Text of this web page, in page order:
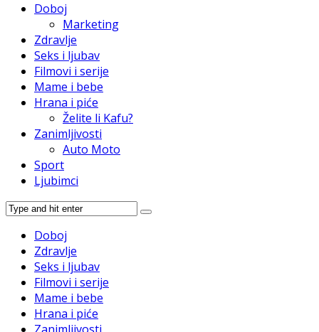
Doboj
Marketing
Zdravlje
Seks i ljubav
Filmovi i serije
Mame i bebe
Hrana i piće
Želite li Kafu?
Zanimljivosti
Auto Moto
Sport
Ljubimci
Doboj
Zdravlje
Seks i ljubav
Filmovi i serije
Mame i bebe
Hrana i piće